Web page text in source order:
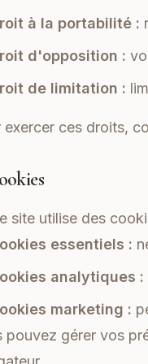
à la portabilité :
d'opposition :
de limitation :
exercer ces droits,
site utilise des
essentiels :
analytiques :
marketing :
pouvez gérer vos